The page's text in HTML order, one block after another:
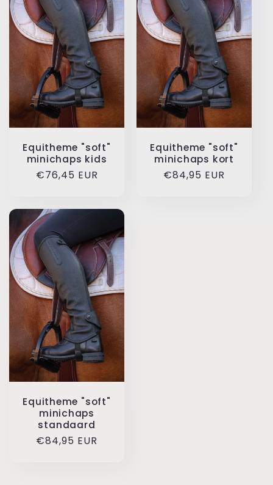
scoor je korting!
Close
*maximaal 1 spin per klant
Equitheme "soft"
minichaps kids
Normale
€76,45 EUR
Equitheme "soft"
minichaps kort
Normale
€84,95 EUR
Equitheme "soft"
minichaps
standaard
Normale
€84,95 EUR